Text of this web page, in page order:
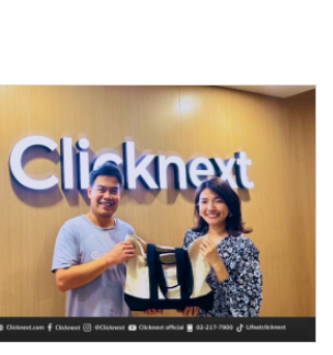
ของเรา ถึงความสนใจใน IT Solution
Solution , การส่ง Products Platfrom
งประเทศ และแผนระยะยาวที่ทางคลิกเน็กซ์กับ
นพาร์ทเนอร์กันในอนาคตด้วยค่ะ NTQ
น IT Solution ของประเทศเวียดนาม ที่ให้
บริการ Software Development , บริการ
Technology , บริการด้านการ
ต่าง ๆ ที่การันตีด้วยรางวัล
2ปีซ้อน และสำนักงานใหญ่ที่มีอยู่ 5 ประเทศทั่ว